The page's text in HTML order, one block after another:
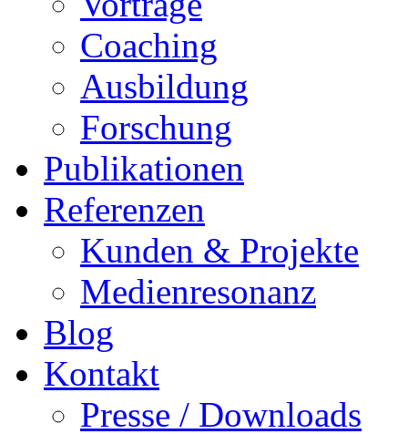
Coaching
Ausbildung
Forschung
Publikationen
Referenzen
Kunden & Projekte
Medienresonanz
Blog
Kontakt
Presse / Downloads